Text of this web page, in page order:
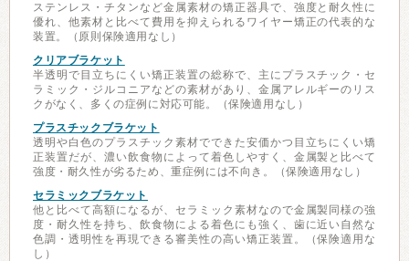
ステンレス・チタンなど金属素材の矯正器具で、強度と耐久性に
優れ、他素材と比べて費用を抑えられるワイヤー矯正の代表的な
装置。（原則保険適用なし）
クリアブラケット
半透明で目立ちにくい矯正装置の総称で、主にプラスチック・セ
ラミック・ジルコニアなどの素材があり、金属アレルギーのリス
クがなく、多くの症例に対応可能。（保険適用なし）
プラスチックブラケット
透明や白色のプラスチック素材でできた安価かつ目立ちにくい矯
正装置だが、濃い飲食物によって着色しやすく、金属製と比べて
強度・耐久性が劣るため、重症例には不向き。（保険適用なし）
セラミックブラケット
他と比べて高額になるが、セラミック素材なので金属製同様の強
度・耐久性を持ち、飲食物による着色にも強く、歯に近い自然な
色調・透明性を再現できる審美性の高い矯正装置。（保険適用な
し）